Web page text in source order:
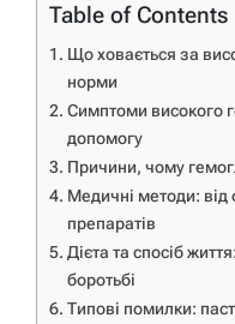
Table of Contents
Що ховається за
норми
Симптоми високого
допомогу
Причини, чому
Медичні методи: від
препаратів
Дієта та спосіб
боротьбі
Типові помилки: